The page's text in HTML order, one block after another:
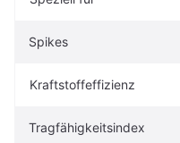
Spikes
Kraftstoffeffizienz
Tragfähigkeitsindex